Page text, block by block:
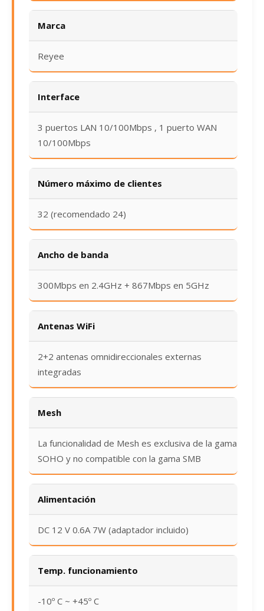
Marca
Reyee
Interface
3 puertos LAN 10/100Mbps , 1 puerto WAN
10/100Mbps
Número máximo de clientes
32 (recomendado 24)
Ancho de banda
300Mbps en 2.4GHz + 867Mbps en 5GHz
Antenas WiFi
2+2 antenas omnidireccionales externas
integradas
Mesh
La funcionalidad de Mesh es exclusiva de la gama
SOHO y no compatible con la gama SMB
Alimentación
DC 12 V 0.6A 7W (adaptador incluido)
Temp. funcionamiento
-10º C ~ +45º C